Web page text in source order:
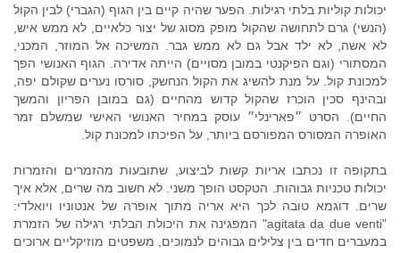
יכולות קוליות בלתי רגילות. הפער שהיה קיים בין הגוף (הגברי) לבין הקול
(הנשי) גרם לתחושה שהקול מופק מסוג של יצור כלאיים, לא ממש איש,
לא אשה, לא ילד אבל גם לא ממש גבר. המשיכה אל המוזר, המכני,
המסתורי (וגם הפיקנטי במובן מסויים) הייתה אדירה. הגוף האנושי הפך
למכונת קול. על מנת להשיג את הקול הנחשק, סורסו נערים שקולם יפה,
ובהינף סכין הוכרז שהקול קדוש מהחיים (גם במובן הפריון והמשך
החיים). הסרט ״פארינלי״ עוסק במחיר האנושי האישי שמשלם זמר
האופרה המסורס המפורסם ביותר, על הפיכתו למכונת קול.
בתקופה זו נכתבו אריות קשות לביצוע, שתובעות מהזמרים והזמרות
יכולות טכניות גבוהות. הטקסט הופך משני. לא חשוב מה שרים, אלא איך
שרים. דוגמא טובה לכך היא אריה מתוך אופרה של אנטוניו ויואלדי:
"agitata da due venti" המפגינה את היכולת הבלתי רגילה של הזמרת
במעברים חדים בין צלילים גבוהים לנמוכים, משפטים מוזיקליים ארוכים